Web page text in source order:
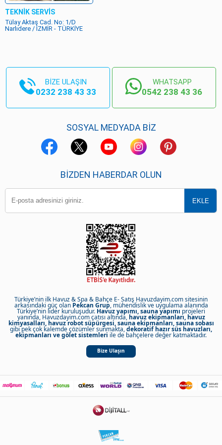
TEKNİK SERVİS
Tülay Aktaş Cad. No: 1/D
Narlıdere / İZMİR - TÜRKİYE
BİZE ULAŞIN
0232 238 43 33
WHATSAPP
0542 238 43 36
SOSYAL MEDYADA BİZ
BIZDEN HABERDAR OLUN
Türkiye’nin ilk Havuz & Spa & Bahçe E- Satış Havuzdayim.com sitesinin
arkasındaki güç olan Pekcan Grup, mühendislik ve uygulama alanında
Türkiye’nin lider kuruluşudur. Havuz yapımı, sauna yapımı projeleri
yanında, Havuzdayim.com çatısı altında, havuz ekipmanları, havuz
kimyasalları, havuz robot süpürgesi, sauna ekipmanları, sauna sobası
gibi pek çok kalemde çözümler sunmakta,dekoratif hazır süs havuzları,
ekipmanları ve gölet sistemleri ile de bahçelere değer katmaktadır.
Bize Ulaşın